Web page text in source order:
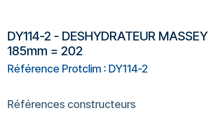
DY114-2 - DESHYDRATEUR MASSEY
185mm = 202
Référence Protclim : DY114-2
Références constructeurs